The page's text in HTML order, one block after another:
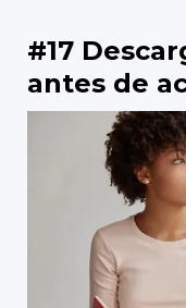
#17
antes de